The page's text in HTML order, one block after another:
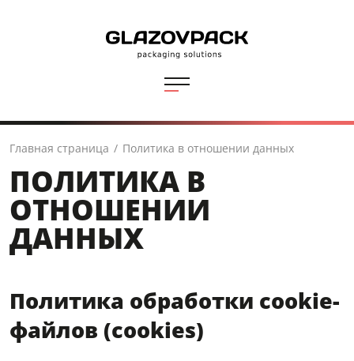
Главная страница / Политика в отношении данных
ПОЛИТИКА В
ОТНОШЕНИИ
ДАННЫХ
Политика обработки cookie-
файлов (cookies)